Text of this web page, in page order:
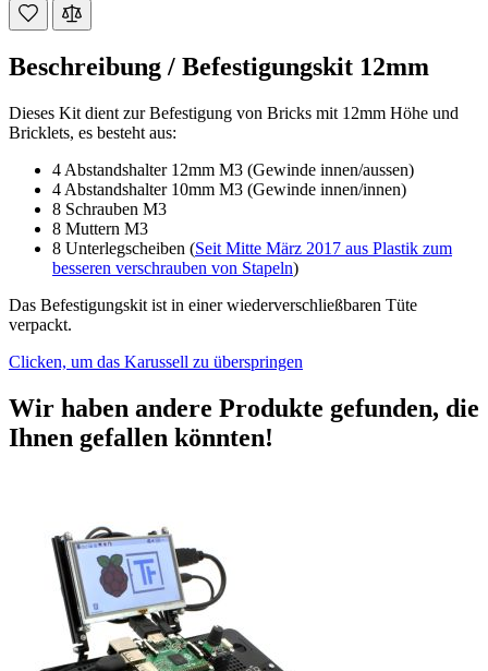
Beschreibung / Befestigungskit 12mm
Dieses Kit dient zur Befestigung von Bricks mit 12mm Höhe und
Bricklets, es besteht aus:
4 Abstandshalter 12mm M3 (Gewinde innen/aussen)
4 Abstandshalter 10mm M3 (Gewinde innen/innen)
8 Schrauben M3
8 Muttern M3
8 Unterlegscheiben (Seit Mitte März 2017 aus Plastik zum
besseren verschrauben von Stapeln)
Das Befestigungskit ist in einer wiederverschließbaren Tüte
verpackt.
Clicken, um das Karussell zu überspringen
Wir haben andere Produkte gefunden, die
Ihnen gefallen könnten!